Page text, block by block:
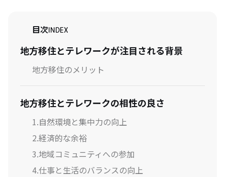
目次INDEX
地方移住とテレワークが注目される背景
地方移住のメリット
地方移住とテレワークの相性の良さ
1.自然環境と集中力の向上
2.経済的な余裕
3.地域コミュニティへの参加
4.仕事と生活のバランスの向上